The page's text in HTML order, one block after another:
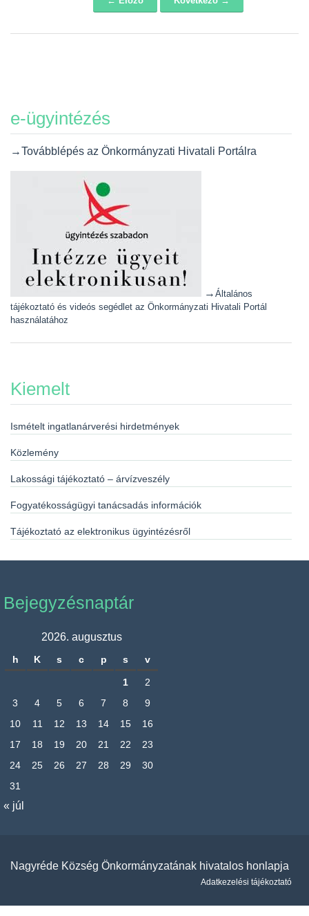
e-ügyintézés
→Továbblépés az Önkormányzati Hivatali Portálra
→ Általános
tájékoztató és videós segédlet az Önkormányzati Hivatali Portál
használatához
Kiemelt
Ismételt ingatlanárverési hirdetmények
Közlemény
Lakossági tájékoztató – árvízveszély
Fogyatékosságügyi tanácsadás információk
Tájékoztató az elektronikus ügyintézésről
Bejegyzésnaptár
2026. augusztus
h K s c p s v
1
2
3
4 5 6 7 8
9
10
11 12 13 14 15
16
17
18 19 20 21 22
23
24
25 26 27 28 29
30
31
« júl
Nagyréde Község Önkormányzatának hivatalos honlapja
Adatkezelési tájékoztató